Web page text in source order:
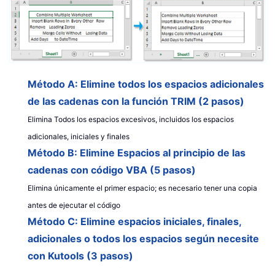
Método A: Elimine todos los espacios adicionales
de las cadenas con la función TRIM (2 pasos)
Elimina Todos los espacios excesivos, incluidos los espacios
adicionales, iniciales y finales
Método B: Elimine Espacios al principio de las
cadenas con código VBA (5 pasos)
Elimina únicamente el primer espacio; es necesario tener una copia
antes de ejecutar el código
Método C: Elimine espacios iniciales, finales,
adicionales o todos los espacios según necesite
con Kutools (3 pasos)